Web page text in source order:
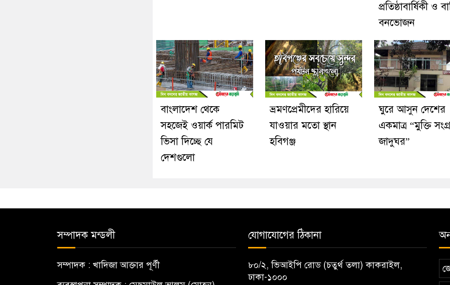
প্রতিষ্ঠাবার্ষিকী ও
বনভোজন
বাংলাদেশ থেকে
সহজেই ওয়ার্ক পারমিট
ভিসা দিচ্ছে যে
দেশগুলো
ভ্রমণপ্রেমীদের হারিয়ে
যাওয়ার মতো স্থান
হবিগঞ্জ
ঘুরে আসুন দেশের
একমাত্র “মুক্তি
জাদুঘর”
সম্পাদক মন্ডলী
সম্পাদক : খাদিজা আক্তার পূর্ণী
যোগাযোগের ঠিকানা
৮০/২, ভিআইপি রোড (চতুর্থ তলা) কাকরাইল,
ঢাকা-১০০০